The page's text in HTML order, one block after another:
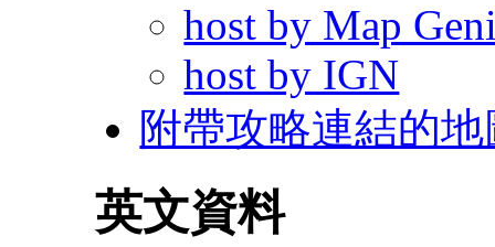
host by Map
host by IGN
附帶攻略連結的地
英文資料